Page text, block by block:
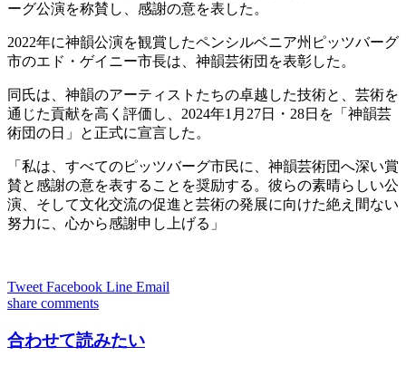
ーグ公演を称賛し、感謝の意を表した。
2022年に神韻公演を観賞したペンシルベニア州ピッツバーグ
市のエド・ゲイニー市長は、神韻芸術団を表彰した。
同氏は、神韻のアーティストたちの卓越した技術と、芸術を
通じた貢献を高く評価し、2024年1月27日・28日を「神韻芸
術団の日」と正式に宣言した。
「私は、すべてのピッツバーグ市民に、神韻芸術団へ深い賞
賛と感謝の意を表することを奨励する。彼らの素晴らしい公
演、そして文化交流の促進と芸術の発展に向けた絶え間ない
努力に、心から感謝申し上げる」
Tweet Facebook Line Email
share comments
合わせて読みたい